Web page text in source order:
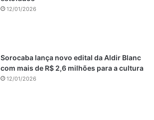
12/01/2026
Sorocaba lança novo edital da Aldir Blanc
com mais de R$ 2,6 milhões para a cultura
12/01/2026